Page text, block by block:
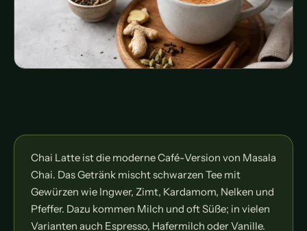
Chai Latte ist die moderne Café-Version von Masala
Chai. Das Getränk mischt schwarzen Tee mit
Gewürzen wie Ingwer, Zimt, Kardamom, Nelken und
Pfeffer. Dazu kommen Milch und oft Süße; in vielen
Varianten auch Espresso, Hafermilch oder Vanille.